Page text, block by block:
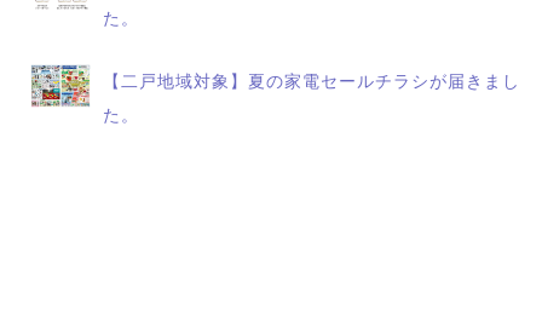
た。
【二戸地域対象】夏の家電セールチラシが届きまし
た。